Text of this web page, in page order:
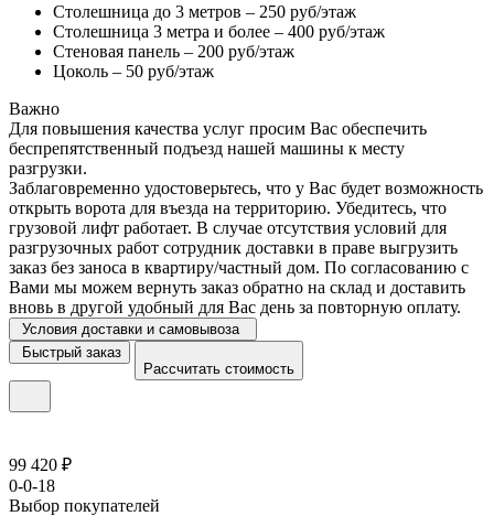
Столешница до 3 метров – 250 руб/этаж
Столешница 3 метра и более – 400 руб/этаж
Стеновая панель – 200 руб/этаж
Цоколь – 50 руб/этаж
Важно
Для повышения качества услуг просим Вас обеспечить
беспрепятственный подъезд нашей машины к месту
разгрузки.
Заблаговременно удостоверьтесь, что у Вас будет возможность
открыть ворота для въезда на территорию. Убедитесь, что
грузовой лифт работает. В случае отсутствия условий для
разгрузочных работ сотрудник доставки в праве выгрузить
заказ без заноса в квартиру/частный дом. По согласованию с
Вами мы можем вернуть заказ обратно на склад и доставить
вновь в другой удобный для Вас день за повторную оплату.
Условия доставки и самовывоза
Быстрый заказ
Рассчитать стоимость
99 420 ₽
0-0-18
Выбор покупателей